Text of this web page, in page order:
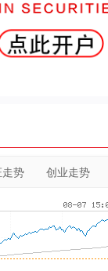
势 创业走势